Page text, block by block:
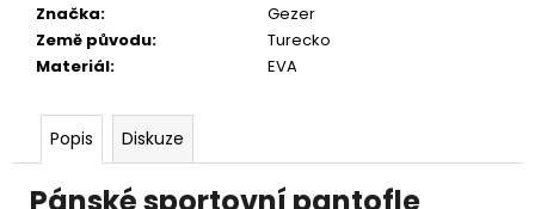
Značka:
Gezer
Země původu:
Turecko
Materiál: EVA
Popis Diskuze
Pánské sportovní pantofle